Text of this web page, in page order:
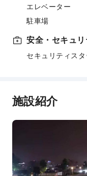
エレベーター
駐車場
安全・セキュリ
セキュリティスタ
施設紹介